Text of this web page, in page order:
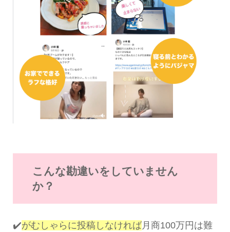
こんな勘違いをしていません
か？
✔️がむしゃらに投稿しなければ月商100万円は難